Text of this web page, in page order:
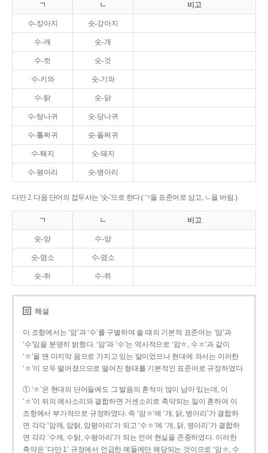
ㄱ ㄴ 비고
수-캉아지 숫-강아지
수-캐 숫-개
수-컷 숫-것
수-키와 숫-기와
수-탉 숫-닭
수-탕나귀 숫-당나귀
수-톨쩌귀 숫-돌쩌귀
수-퇘지 숫-돼지
수-평아리 숫-병아리
다만 2. 다음 단어의 접두사는 '숫-'으로 한다.(ㄱ을 표준어로 삼고, ㄴ을 버림.)
ㄱ ㄴ 비고
숫-양 수-양
숫-염소 수-염소
숫-쥐 수-쥐
해설
이 조항에서는 ‘암’과 ‘수’를 구별하여 쓸 때의 기본적 표준어는 ‘암’과
‘수’임을 분명히 밝혔다. ‘암’과 ‘수’는 역사적으로 ‘암ㅎ, 수ㅎ’과 같이
‘ㅎ’을 맨 마지막 음으로 가지고 있는 말이었으나 현대에 와서는 이러한
‘ㅎ’이 모두 떨어졌으므로 떨어진 형태를 기본적인 표준어로 규정하였다.
① ‘ㅎ’은 현대의 단어들에도 그 발음의 흔적이 많이 남아 있는데, 이
‘ㅎ’이 뒤의 예사소리와 결합하면 거센소리로 축약되는 일이 흔하여 이
조항에서 부가적으로 규정하였다. 즉 ‘암ㅎ’에 ‘개, 닭, 병아리’가 결합하
면 각각 ‘암캐, 암탉, 암평아리’가 되고 ‘수ㅎ’에 ‘개, 닭, 병아리’가 결합하
면 각각 ‘수캐, 수탉, 수평아리’가 되는 언어 현실을 존중하였다. 이러한
축약은 ‘다만 1’ 규정에서 언급한 예들에만 해당되는 것이므로 ‘암ㅎ, 수